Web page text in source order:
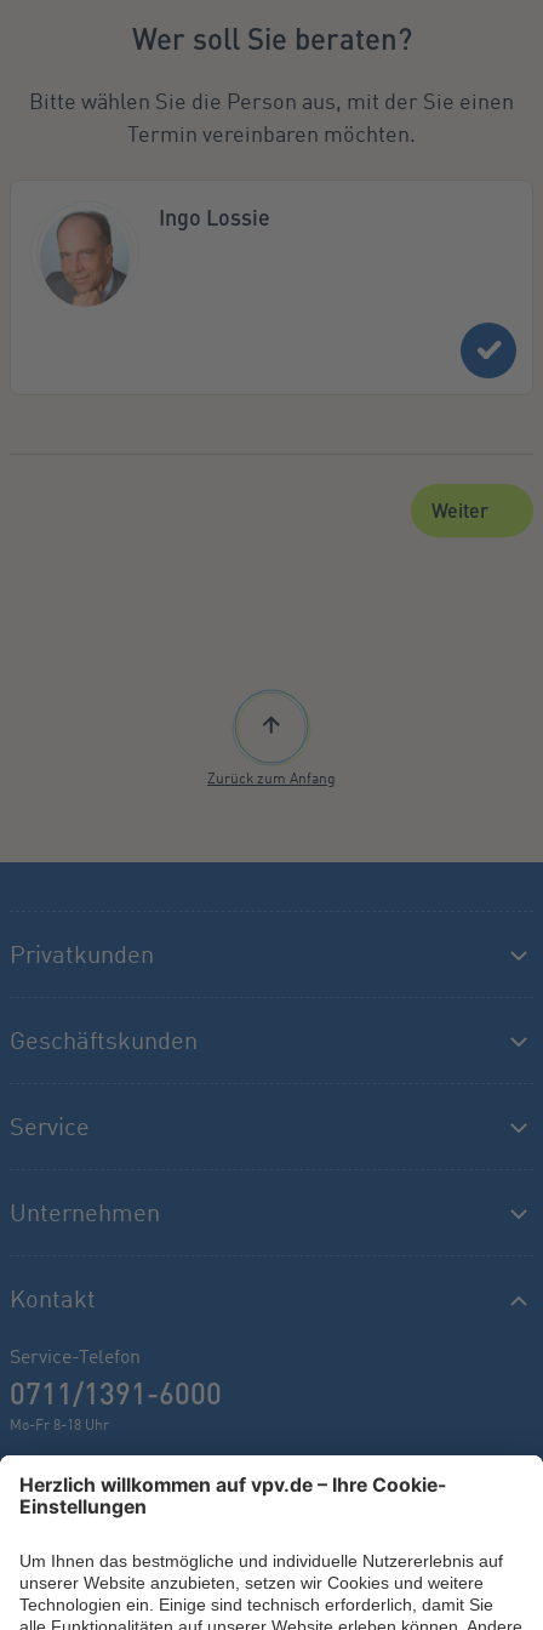
Wer soll Sie beraten?
Bitte wählen Sie die Person aus, mit der Sie einen
Termin vereinbaren möchten.
Ingo Lossie
Weiter
Zurück zum Anfang
Privatkunden
Geschäftskunden
Service
Unternehmen
Kontakt
Service-Telefon
0711/1391-6000
Mo-Fr 8-18 Uhr
Kontaktformular